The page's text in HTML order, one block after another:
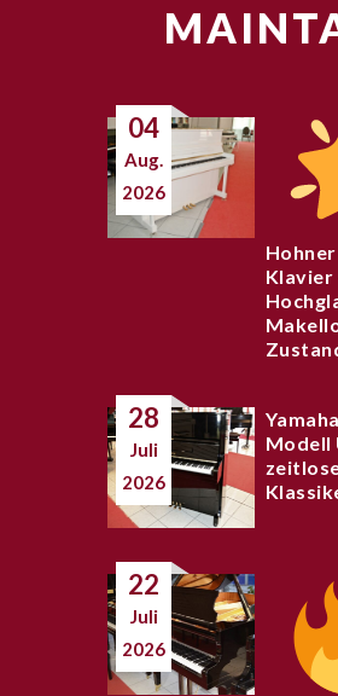
04
Aug.
2026
Klavier
28
Juli
2026
Modell
22
Juli
2026